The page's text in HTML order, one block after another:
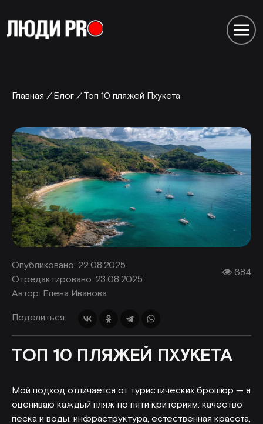
Главная /Блог/Топ 10 пляжей Пхукета
Опубликовано: 22.08.2025
Отредактировано: 23.08.2025
684
Автор: Елена Иванова
Поделиться:
ТОП 10 ПЛЯЖЕЙ ПХУКЕТА
Мой подход отличается от туристических брошюр — я
оцениваю каждый пляж по пяти критериям: качество
песка и воды, инфраструктура, естественная красота,